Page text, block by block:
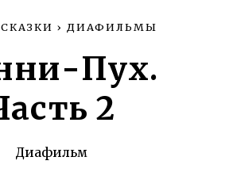
› ДИАФИЛЬМЫ
Пух.
2
Диафильм